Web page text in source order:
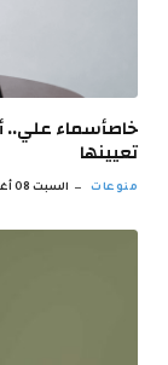
خاصأسماء علي..
تعيينها
منوعات السبت 08 أغسطس 9:04 م